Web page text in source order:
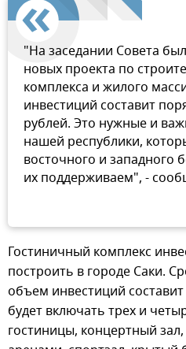
"На заседании Совета
новых проекта по
комплекса и жилого
инвестиций составит
рублей. Это нужные и
нашей республики,
восточного и западного
их поддерживаем", -
Гостиничный комплекс
построить в городе Саки.
объем инвестиций
будет включать трех и
гостиницы, концертный